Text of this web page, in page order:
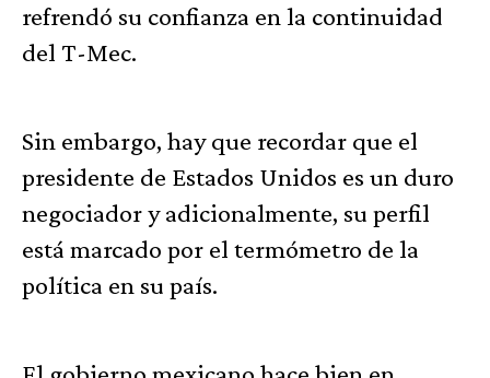
refrendó su confianza en la continuidad
del T-Mec.
Sin embargo, hay que recordar que el
presidente de Estados Unidos es un duro
negociador y adicionalmente, su perfil
está marcado por el termómetro de la
política en su país.